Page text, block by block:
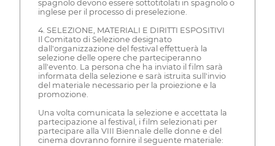
spagnolo devono essere sottotitolati in spagnolo o
inglese per il processo di preselezione.
4. SELEZIONE, MATERIALI E DIRITTI ESPOSITIVI
Il Comitato di Selezione designato
dall'organizzazione del festival effettuerà la
selezione delle opere che parteciperanno
all'evento. La persona che ha inviato il film sarà
informata della selezione e sarà istruita sull'invio
del materiale necessario per la proiezione e la
promozione.
Una volta comunicata la selezione e accettata la
partecipazione al festival, i film selezionati per
partecipare alla VIII Biennale delle donne e del
cinema dovranno fornire il seguente materiale: